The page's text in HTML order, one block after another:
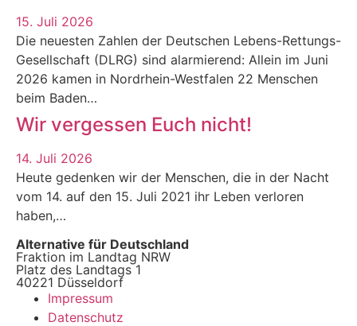
15. Juli 2026
Die neuesten Zahlen der Deutschen Lebens-Rettungs-
Gesellschaft (DLRG) sind alarmierend: Allein im Juni
2026 kamen in Nordrhein-Westfalen 22 Menschen
beim Baden…
Wir vergessen Euch nicht!
14. Juli 2026
Heute gedenken wir der Menschen, die in der Nacht
vom 14. auf den 15. Juli 2021 ihr Leben verloren
haben,…
Alternative für Deutschland
Fraktion im Landtag NRW
Platz des Landtags 1
40221 Düsseldorf
Impressum
Datenschutz